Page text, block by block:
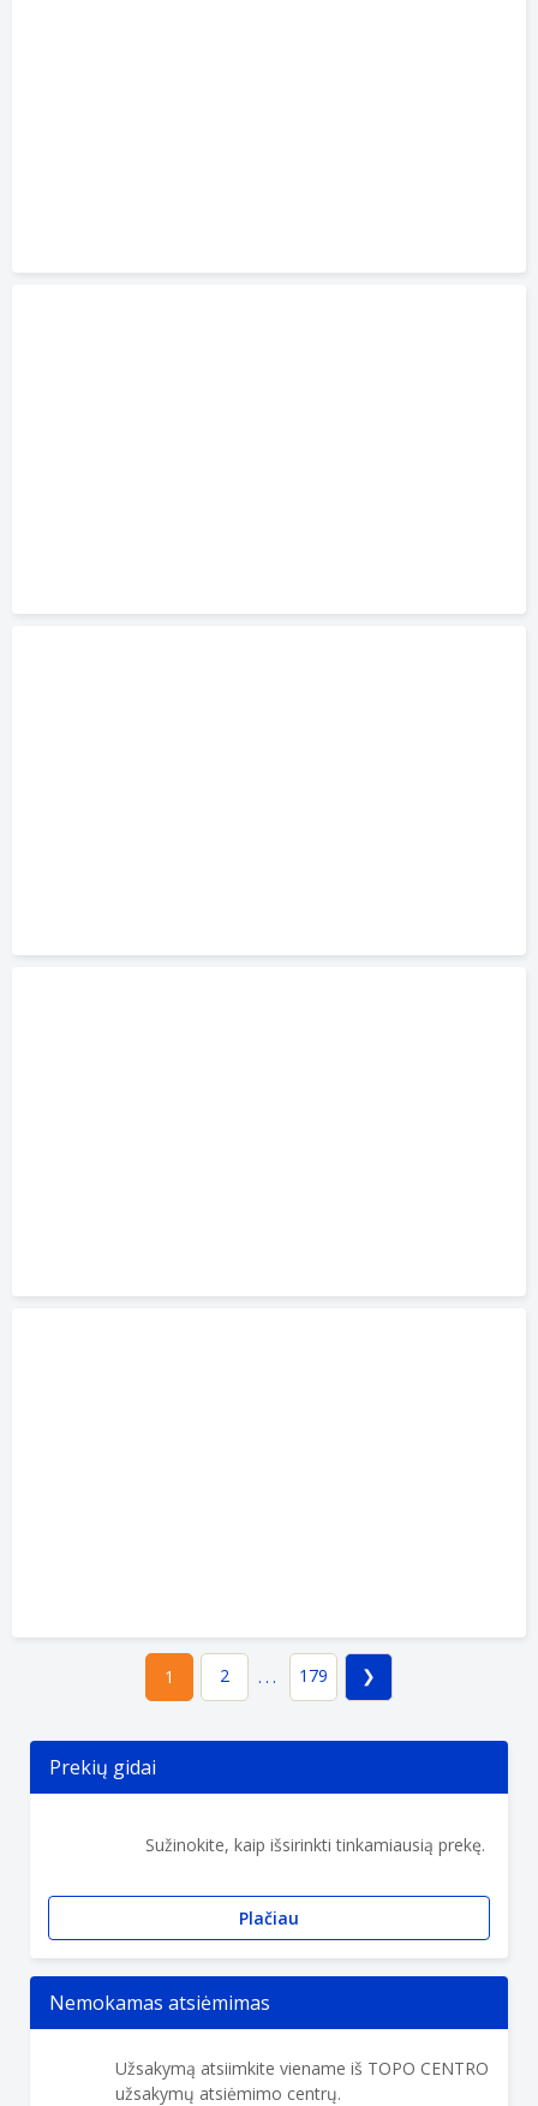
1 2 ... 179
Prekių gidai
Sužinokite, kaip išsirinkti tinkamiausią prekę.
Plačiau
Nemokamas atsiėmimas
Užsakymą atsiimkite viename iš TOPO CENTRO
užsakymų atsiėmimo centrų.